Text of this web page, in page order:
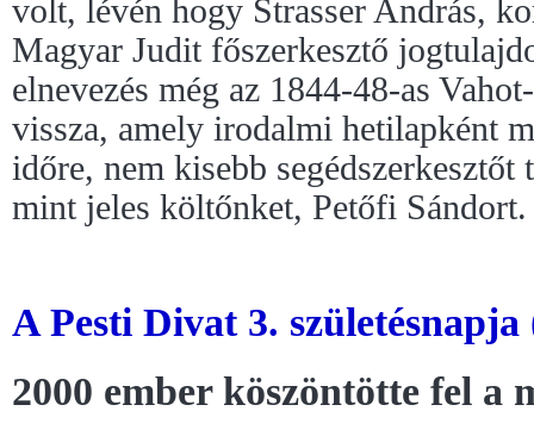
volt, lévén hogy Strasser András,
Magyar Judit főszerkesztő
elnevezés még az 1844-48-as
vissza, amely irodalmi hetilapként
időre, nem kisebb
mint jeles költőnket, Petőfi
A Pesti Divat 3.
2000 ember köszöntötte fel a